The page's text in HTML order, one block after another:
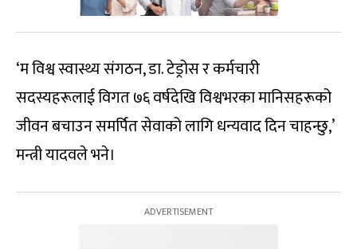
‘म विश्व स्वास्थ्य संगठन, डा. टेड्रोस र कर्मचारी
सदस्यहरूलाई विगत ७६ वर्षदेखि विश्वभरका मानिसहरूको
जीवन बचाउन समर्पित सेवाको लागि धन्यवाद दिन चाहन्छु,’
मन्त्री यादवले भने।